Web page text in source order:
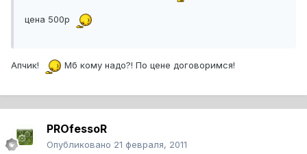
цена 500р
Апчик! Мб кому надо?! По цене договоримся!
PROfessoR
Опубликовано 21 февраля, 2011